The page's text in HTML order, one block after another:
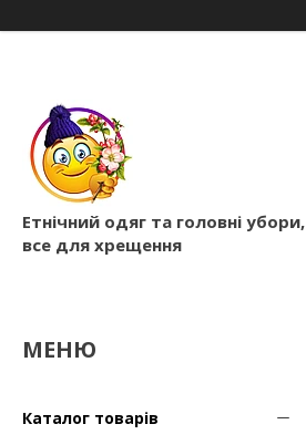
Етнічний одяг та головні убори,
все для хрещення
Каталог товарів